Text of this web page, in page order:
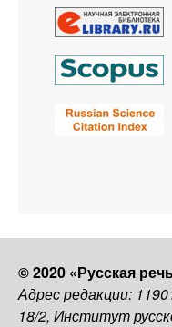
© 2020 «Русская
Адрес редакции:
18/2, Институт